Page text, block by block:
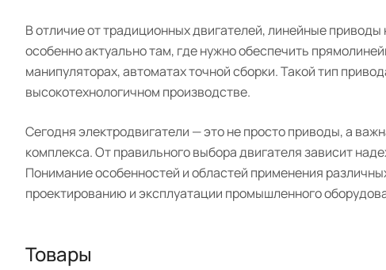
В отличие от традиционных двигателей, линейные
особенно актуально там, где нужно обеспечить
манипуляторах, автоматах точной сборки. Такой тип
высокотехнологичном производстве.
Сегодня электродвигатели — это не просто приводы, а
комплекса. От правильного выбора двигателя зависит
Понимание особенностей и областей применения
проектированию и эксплуатации промышленного
Товары